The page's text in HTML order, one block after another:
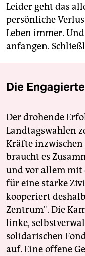
Leider geht das
persönliche
Leben immer.
anfangen.
Die
Der drohende
Landtagswahlen
Kräfte inzwischen
braucht es
und vor allem mit
für eine starke
kooperiert
Zentrum". Die
linke,
solidarischen
auf. Eine offene